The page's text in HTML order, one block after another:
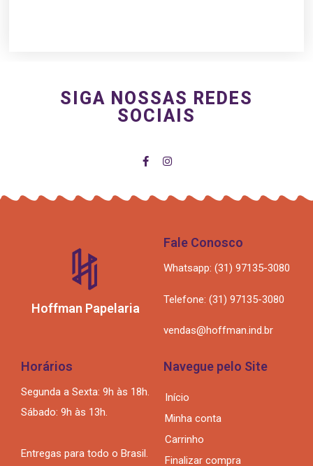
SIGA NOSSAS REDES
SOCIAIS
Hoffman Papelaria
Fale Conosco
Whatsapp: (31) 97135-3080
Telefone: (31) 97135-3080
vendas@hoffman.ind.br
Horários
Segunda a Sexta: 9h às 18h.
Sábado: 9h às 13h.
Entregas para todo o Brasil.
Navegue pelo Site
Início
Minha conta
Carrinho
Finalizar compra